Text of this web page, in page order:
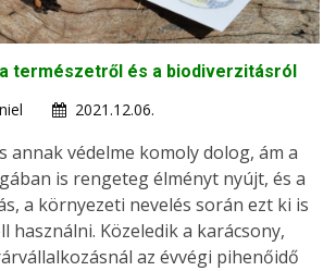
természetről és a biodiverzitásról
2021.12.06.
annak védelme komoly dolog, ám a
is rengeteg élményt nyújt, és a
a környezeti nevelés során ezt ki is
használni. Közeledik a karácsony,
az évvégi pihenőidő